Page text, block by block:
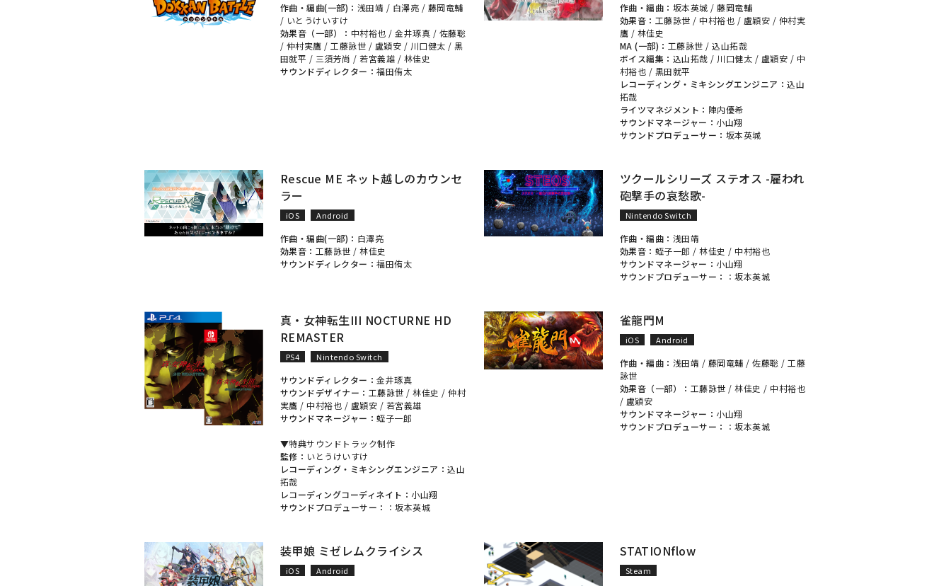
作曲・編曲(一部)： 浅田靖 / 白澤亮 / 藤岡竜輔
/ いとうけいすけ
効果音（一部）： 中村裕也 /金井琢真 / 佐藤聡
/ 仲村実鷹 /工藤詠世 / 盧穎安 / 川口健太 / 黒
田就平 / 三須芳尚 /若宮義雄 / 林佳史
サウンドディレクター：福田侑太
作曲・編曲： 坂本英城 /藤岡竜輔
効果音： 工藤詠世 / 中村裕也 / 盧穎安 / 仲村実
鷹 / 林佳史
MA (一部)： 工藤詠世 /込山拓哉
ボイス編集： 込山拓哉 / 川口健太 / 盧穎安 / 中
村裕也 / 黒田就平
レコーディング・ミキシングエンジニア：込山
拓哉
ライツマネジメント： 陣内優希
サウンドマネージャー： 小山翔
サウンドプロデューサー： 坂本英城
Rescue ME ネット越しのカウンセ
ラー
iOS Android
作曲・編曲(一部)： 白澤亮
効果音： 工藤詠世 /林佳史
サウンドディレクター：福田侑太
ツクールシリーズ ステオス -雇われ
砲撃手の哀愁歌-
Nintendo Switch
作曲・編曲： 浅田靖
効果音： 蛭子一郎 /林佳史 / 中村裕也
サウンドマネージャー： 小山翔
サウンドプロデューサー：
：坂本英城
真・女神転生III NOCTURNE HD
REMASTER
PS4 Nintendo Switch
サウンドディレクター：金井琢真
サウンドデザイナー： 工藤詠世 /林佳史 /仲村
実鷹 / 中村裕也 / 盧穎安 / 若宮義雄
サウンドマネージャー：蛭子一郎
▼特典サウンドトラック制作
監修： いとうけいすけ
レコーディング・ミキシングエンジニア：込山
拓哉
レコーディングコーディネイト： 小山翔
サウンドプロデューサー：
：坂本英城
雀龍門M
iOS Android
作曲・編曲： 浅田靖 / 藤岡竜輔 /佐藤聡 /工藤
詠世
効果音（一部）： 工藤詠世 /林佳史 / 中村裕也
/ 盧穎安
サウンドマネージャー： 小山翔
サウンドプロデューサー：
：坂本英城
装甲娘 ミゼレムクライシス
iOS Android
STATIONflow
Steam